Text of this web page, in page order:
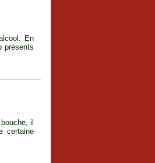
En
présents
il
certaine